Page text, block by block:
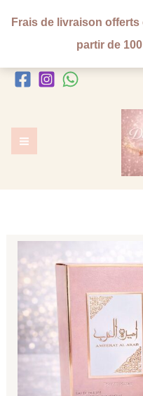
Frais de livraison
partir de
de
Parfum
Ameerat
Al